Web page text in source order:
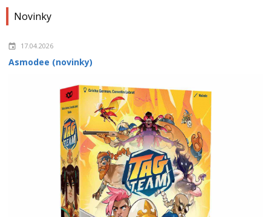
Novinky
17.04.2026
Asmodee (novinky)